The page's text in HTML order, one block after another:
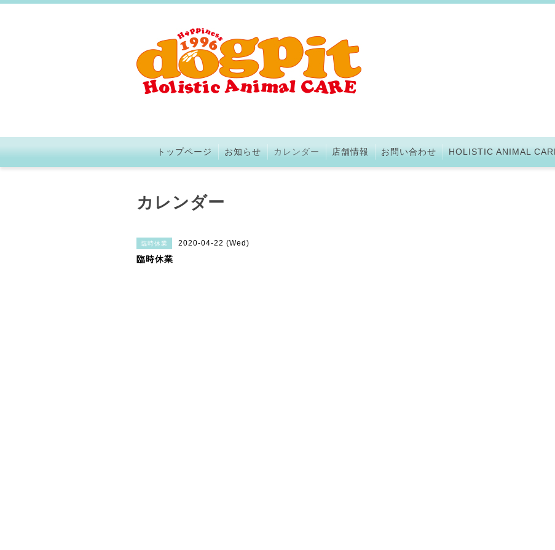
トップページ お知らせ カレンダー 店舗情報 お問い合わせ HOLISTIC ANIMAL
カレンダー
臨時休業 2020-04-22 (Wed)
臨時休業